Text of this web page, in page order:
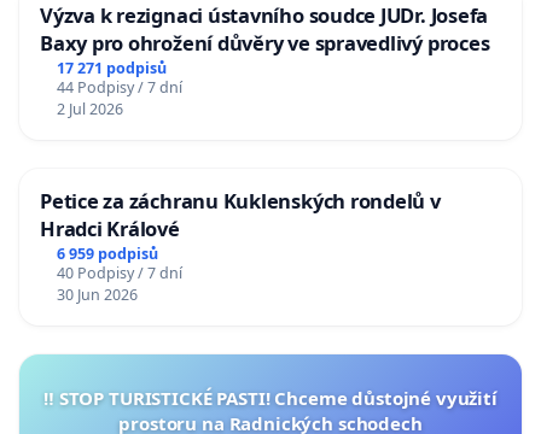
Výzva k rezignaci ústavního soudce JUDr. Josefa
Baxy pro ohrožení důvěry ve spravedlivý proces
17 271 podpisů
44 Podpisy / 7 dní
2 Jul 2026
Petice za záchranu Kuklenských rondelů v
Hradci Králové
6 959 podpisů
40 Podpisy / 7 dní
30 Jun 2026
‼️ STOP TURISTICKÉ PASTI! Chceme důstojné využití
prostoru na Radnických schodech